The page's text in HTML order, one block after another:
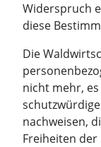
Widerspruch
diese
Die
nicht mehr,
nachweisen,
Freiheiten